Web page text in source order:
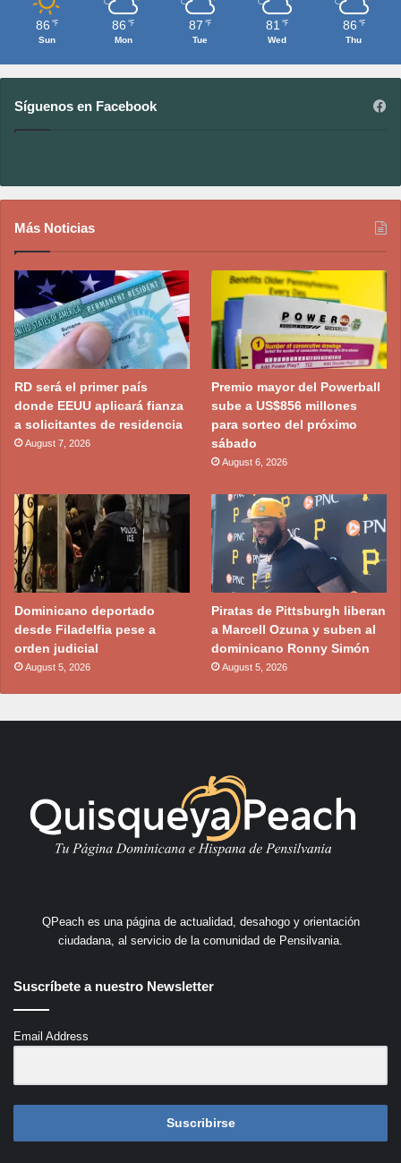
86 ℉
Sun
86 ℉
Mon
87 ℉
Tue
81 ℉
Wed
86 ℉
Thu
Síguenos en Facebook
Más Noticias
RD será el primer país
donde EEUU aplicará fianza
a solicitantes de residencia
August 7, 2026
Premio mayor del Powerball
sube a US$856 millones
para sorteo del próximo
sábado
August 6, 2026
Dominicano deportado
desde Filadelfia pese a
orden judicial
August 5, 2026
Piratas de Pittsburgh liberan
a Marcell Ozuna y suben al
dominicano Ronny Simón
August 5, 2026
QPeach es una página de actualidad, desahogo y orientación
ciudadana, al servicio de la comunidad de Pensilvania.
Suscríbete a nuestro Newsletter
Email Address
Suscribirse